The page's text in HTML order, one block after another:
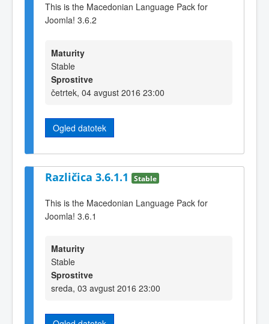
This is the Macedonian Language Pack for
Joomla! 3.6.2
Maturity
Stable
Sprostitve
četrtek, 04 avgust 2016 23:00
Ogled datotek
Različica 3.6.1.1 Stable
This is the Macedonian Language Pack for
Joomla! 3.6.1
Maturity
Stable
Sprostitve
sreda, 03 avgust 2016 23:00